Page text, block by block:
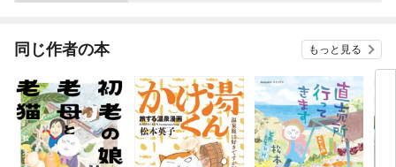
同じ作者の本 もっと見る